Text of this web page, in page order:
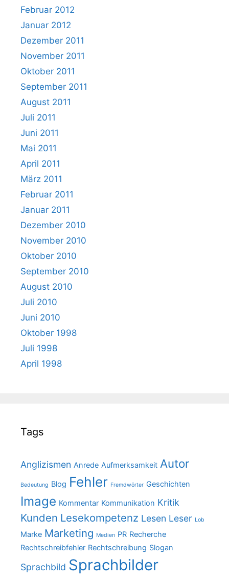
Februar 2012
Januar 2012
Dezember 2011
November 2011
Oktober 2011
September 2011
August 2011
Juli 2011
Juni 2011
Mai 2011
April 2011
März 2011
Februar 2011
Januar 2011
Dezember 2010
November 2010
Oktober 2010
September 2010
August 2010
Juli 2010
Juni 2010
Oktober 1998
Juli 1998
April 1998
Tags
Anglizismen Anrede Aufmerksamkeit Autor
Bedeutung Blog Fehler Fremdwörter Geschichten
Image Kommentar Kommunikation Kritik
Kunden Lesekompetenz Lesen Leser Lob
Marke Marketing Medien PR Recherche
Rechtschreibfehler Rechtschreibung Slogan
Sprachbild Sprachbilder